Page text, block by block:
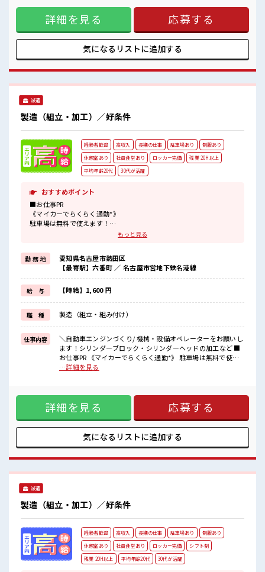
さらに食堂もあります！
コンビニは職場の目の前にあるのでらくちん♪
お昼ご飯に困らないですね♪
#ryo
はじめてみたい方などにもオススメ！ 赴任時の交通費の支給
もあります◎ 《通勤らくらく*》 駐車場は無料で使えます！
車・バイク・自転車・電車通勤OK！ ご自身のライフスタイル
に合わせた通勤方法を選べます！ 《経験をいかして働こう*》
ブランクのある方も大歓迎！ ここでさらにスキルUPしちゃい
ましょう★ ■職場の雰囲気 20代・30代の方カツヤク中★ 休
ます◎ さらに食堂もあります！ コンビニは職場の目の前にあ
るのでらくちん♪ お昼ご飯に困らないですね♪ #ryo
詳細を見る 応募する
気になるリストに追加する
派遣
製造（組立・加工）／好条件
経験者歓迎 高収入 長期の仕事 駐車場あり
制服あり
休憩室あり
社員食堂あり ロッカー完備
残業 20H以上
平均年齢20代
30代が活躍
おすすめポイント
■お仕事PR
《マイカーでらくらく通勤*》
駐車場は無料で使えます！
車・バイク・自転車・電車通勤OK！
《うれしい土日やすみ*》
前もって予定がたてやすい土日やすみ！
プライベートも充実しそう♪
《経験をいかして働こう*》
ブランクのある方も大歓迎！
ここでさらにスキルUPしちゃいましょう★
《制服無料*》
制服は無料で貸与されます！
仕事用の服を自分で用意する手間も無し！
毎日使うものだからこそ、
無料で利用できるのは嬉しいポイントですね！
■職場の雰囲気
休憩時間にしっかりリフレッシュできます◎
さらに食堂もあります！
コンビニは職場の目の前にあるのでらくちん♪
お昼ご飯に困らないですね♪
もっと見る
勤 務 地
愛知県名古屋市熱田区
【最寄駅】六番町 ／ 名古屋市営地下鉄名港線
給 与 【時給】1,600 円
職 種 製造（組立・組み付け）
仕事内容
＼自動車エンジンづくり/ 機械・設備オペレーターをお願いし
ます！シリンダーブロック・シリンダーヘッドの加工など ■
お仕事PR 《マイカーでらくらく通勤*》 駐車場は無料で使え
ます！ 車・バイク・自転車・電車通勤OK！ ご自身のライフ
トも充実しそう♪ 《経験をいかして働こう*》 ブランクのあ
る方も大歓迎！ ここでさらにスキルUPしちゃいましょう★
《制服無料*》 制服は無料で貸与されます！ 仕事用の服を自
分で用意する手間も無し！ 毎日使うものだからこそ、 無料で
利用できるのは嬉しいポイントですね！ ■職場の雰囲気 20
代・30代の方カツヤク中★ 休憩室・ロッカー完備！ 休憩時間
コンビニは職場の目の前にあるのでらくちん♪ お昼ご飯に困
らないですね♪
…詳細を見る
詳細を見る 応募する
気になるリストに追加する
派遣
製造（組立・加工）／好条件
経験者歓迎 高収入 長期の仕事 駐車場あり
制服あり
休憩室あり
社員食堂あり ロッカー完備
シフト制
残業 20H以上
平均年齢20代 30代が活躍